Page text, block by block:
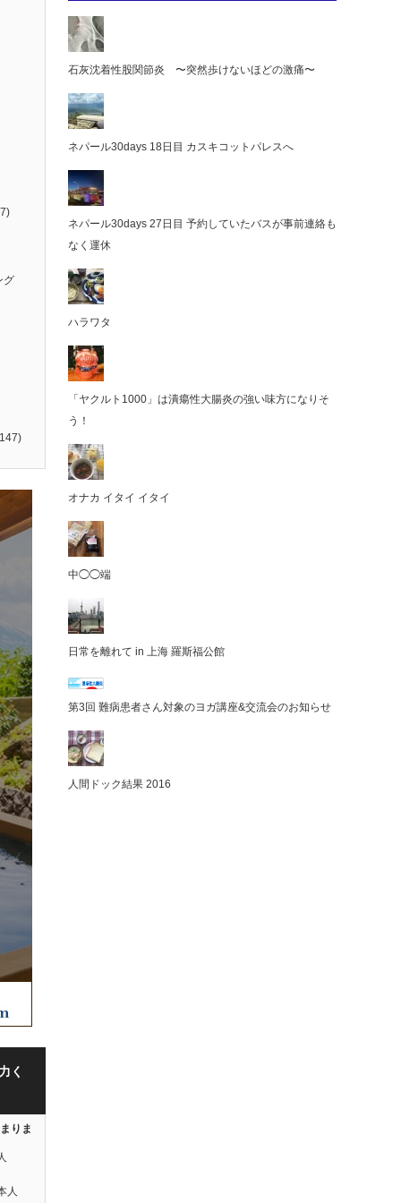
グ
く
りま
人
石灰沈着性股関節炎 〜突然歩けないほどの激痛〜
ネパール30days 18日目 カスキコットパレスへ
ネパール30days 27日目 予約していたバスが事前連絡も
なく運休
ハラワタ
「ヤクルト1000」は潰瘍性大腸炎の強い味方になりそ
う！
オナカ イタイ イタイ
中◯◯端
日常を離れて in 上海 羅斯福公館
第3回 難病患者さん対象のヨガ講座&交流会のお知らせ
人間ドック結果 2016